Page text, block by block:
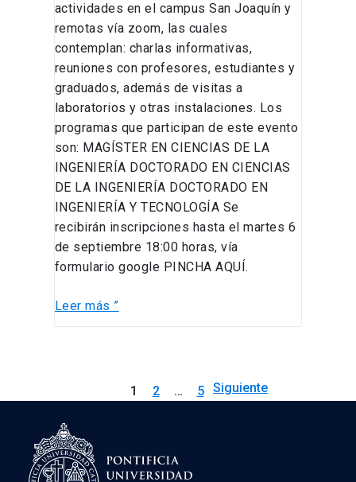
actividades en el campus San Joaquín y
remotas vía zoom, las cuales
contemplan: charlas informativas,
reuniones con profesores, estudiantes y
graduados, además de visitas a
laboratorios y otras instalaciones. Los
programas que participan de este evento
son: MAGÍSTER EN CIENCIAS DE LA
INGENIERÍA DOCTORADO EN CIENCIAS
DE LA INGENIERÍA DOCTORADO EN
INGENIERÍA Y TECNOLOGÍA Se
recibirán inscripciones hasta el martes 6
de septiembre 18:00 horas, vía
formulario google PINCHA AQUÍ.
Leer más ”
1 2 … 5
Siguiente
→